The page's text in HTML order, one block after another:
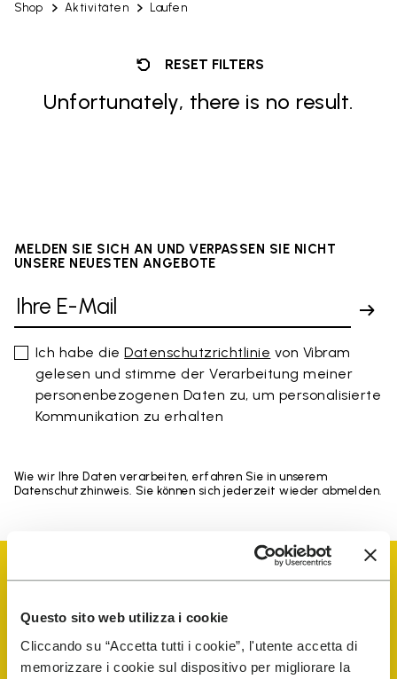
Questo sito web utilizza i cookie
Cliccando su “Accetta tutti i cookie”, l'utente accetta di
memorizzare i cookie sul dispositivo per migliorare la
Shop Aktivitäten Laufen
RESET FILTERS
Unfortunately, there is no result.
MELDEN SIE SICH AN UND VERPASSEN SIE NICHT
UNSERE NEUESTEN ANGEBOTE
Ich habe dieDatenschutzrichtlinie von Vibram
gelesen und stimme der Verarbeitung meiner
personenbezogenen Daten zu, um personalisierte
Kommunikation zu erhalten
Wie wir Ihre Daten verarbeiten, erfahren Sie in unserem
Datenschutzhinweis. Sie können sich jederzeit wieder abmelden.
Vibram Events